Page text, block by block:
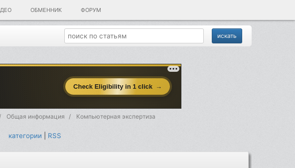
ОБМЕННИК ФОРУМ
Общая информация Компьютерная экспертиза
категории RSS